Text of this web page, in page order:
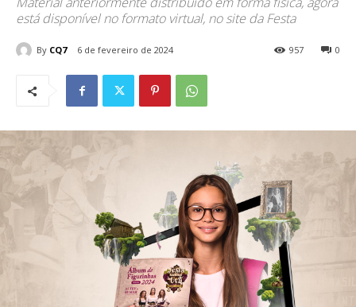
está disponível no formato virtual, no site da Festa
By CQ7 6 de fevereiro de 2024 0
957